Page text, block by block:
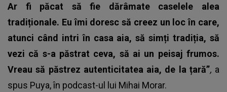
Ar fi păcat să fie dărâmate caselele alea
tradiționale. Eu îmi doresc să creez un loc în care,
atunci când intri în casa aia, să simți tradiția, să
vezi că s-a păstrat ceva, să ai un peisaj frumos.
Vreau să păstrez autenticitatea aia, de la țară”, a
spus Puya, în podcast-ul lui Mihai Morar.